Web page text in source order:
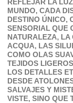
MUNDO, CADA
DESTINO ÚNICO,
SENSORIAL QUE
NATURALEZA, LA
ACQUA, LAS
COMO OLAS
TEJIDOS
LOS DETALLES
DESDE
SALVAJES Y
VISTE, SINO QUE